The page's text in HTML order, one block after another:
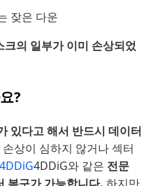
잦은 다운
크의 일부가 이미 손상되었
?
있다고 해서 반드시 데이터
상이 심하지 않거나 섹터
4DDiG4DDiG와 같은 전문